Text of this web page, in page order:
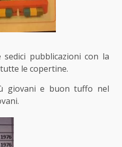
sedici pubblicazioni con la
le copertine.
giovani e buon tuffo nel